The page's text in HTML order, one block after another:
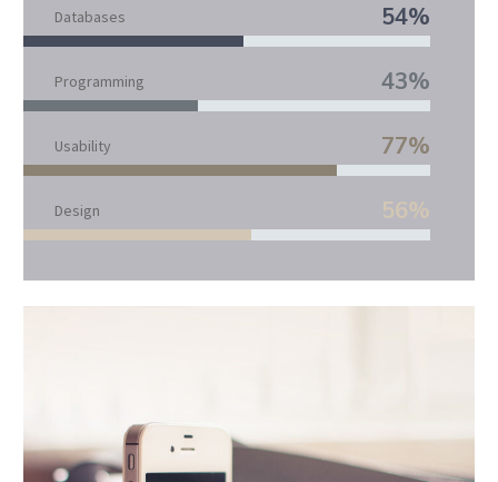
Databases 54%
Programming 43%
Usability 77%
Design 56%